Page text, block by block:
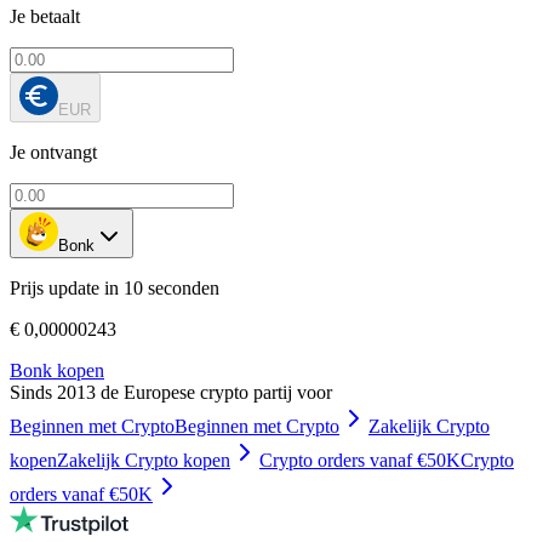
Je betaalt
EUR
Je ontvangt
Bonk
Prijs update in 10 seconden
€ 0,00000243
Bonk kopen
Sinds 2013 de Europese crypto partij voor
Beginnen met CryptoBeginnen met Crypto
Zakelijk Crypto
kopenZakelijk Crypto kopen Crypto orders vanaf €50KCrypto
orders vanaf €50K